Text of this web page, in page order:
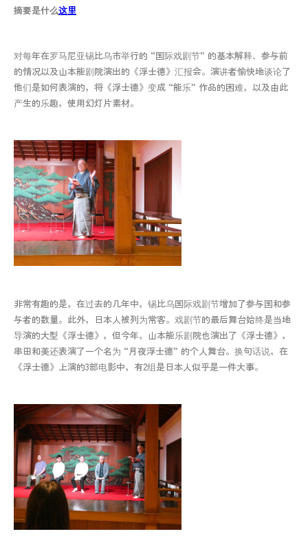
摘要是什么这里
对每年在罗马尼亚锡比乌市举行的 “国际戏剧节” 的基本解释、参与前
的情况以及山本能剧院演出的《浮士德》汇报会。演讲者愉快地谈论了
他们是如何表演的，将《浮士德》变成 “能乐” 作品的困难，以及由此
产生的乐趣，使用幻灯片素材。
非常有趣的是，在过去的几年中，锡比乌国际戏剧节增加了参与国和参
与者的数量。此外，日本人被列为常客。戏剧节的最后舞台始终是当地
导演的大型《浮士德》，但今年，山本能乐剧院也演出了《浮士德》，
串田和美还表演了一个名为 “月夜浮士德” 的个人舞台。换句话说，在
《浮士德》上演的3部电影中，有2组是日本人似乎是一件大事。